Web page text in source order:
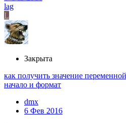
lag
L
Закрыта
как получить значение
начало и формат
dmx
6 Фев 2016